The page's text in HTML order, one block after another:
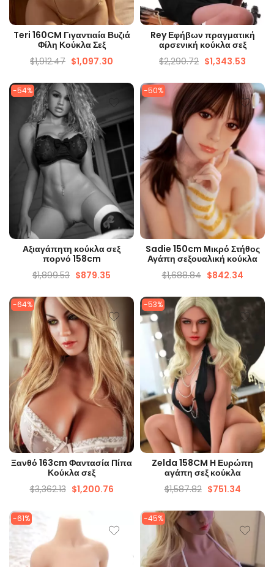
ΓΡΉΓΟΡΗ ΜΑΤΙΆ
Teri 160CM Γιγαντιαία Βυζιά
Φίλη Κούκλα Σεξ
$1,912.47 $1,097.30
ΓΡΉΓΟΡΗ ΜΑΤΙΆ
Rey Εφήβων πραγματική
αρσενική κούκλα σεξ
$2,290.72 $1,343.53
-54%
ΓΡΉΓΟΡΗ ΜΑΤΙΆ
Αξιαγάπητη κούκλα σεξ
πορνό 158cm
$1,899.53 $879.35
-50%
ΓΡΉΓΟΡΗ ΜΑΤΙΆ
Sadie 150cm Μικρό Στήθος
Αγάπη σεξουαλική κούκλα
$1,688.84 $842.34
-64%
ΓΡΉΓΟΡΗ ΜΑΤΙΆ
Ξανθό 163cm Φαντασία Πίπα
Κούκλα σεξ
$3,362.13 $1,200.76
-53%
ΓΡΉΓΟΡΗ ΜΑΤΙΆ
Zelda 158CM Η Ευρώπη
αγάπη σεξ κούκλα
$1,587.82 $751.34
-61% -45%